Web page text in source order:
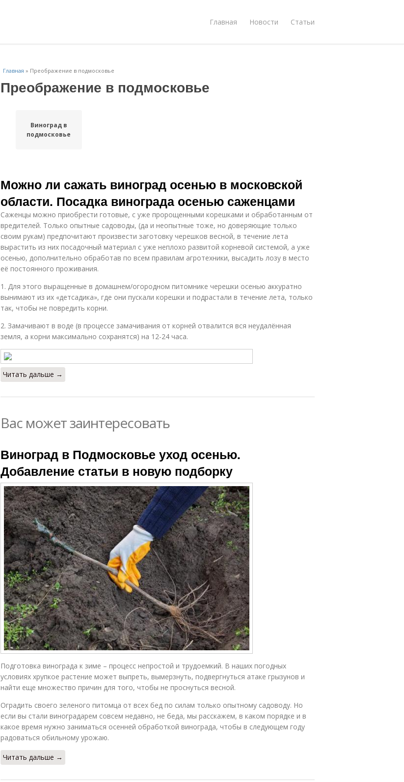
Главная Новости Статьи
Главная » Преображение в подмосковье
Преображение в подмосковье
Виноград в
подмосковье
Можно ли сажать виноград осенью в московской
области. Посадка винограда осенью саженцами
Саженцы можно приобрести готовые, с уже пророщенными корешками и обработанным от
вредителей. Только опытные садоводы, (да и неопытные тоже, но доверяющие только
своим рукам) предпочитают произвести заготовку черешков весной, в течение лета
вырастить из них посадочный материал с уже неплохо развитой корневой системой, а уже
осенью, дополнительно обработав по всем правилам агротехники, высадить лозу в место
её постоянного проживания.
1. Для этого выращенные в домашнем/огородном питомнике черешки осенью аккуратно
вынимают из их «детсадика», где они пускали корешки и подрастали в течение лета, только
так, чтобы не повредить корни.
2. Замачивают в воде (в процессе замачивания от корней отвалится вся неудалённая
земля, а корни максимально сохранятся) на 12-24 часа.
Читать дальше →
Вас может заинтересовать
Виноград в Подмосковье уход осенью.
Добавление статьи в новую подборку
Подготовка винограда к зиме – процесс непростой и трудоемкий. В наших погодных
условиях хрупкое растение может выпреть, вымерзнуть, подвергнуться атаке грызунов и
найти еще множество причин для того, чтобы не проснуться весной.
Оградить своего зеленого питомца от всех бед по силам только опытному садоводу. Но
если вы стали виноградарем совсем недавно, не беда, мы расскажем, в каком порядке и в
какое время нужно заниматься осенней обработкой винограда, чтобы в следующем году
радоваться обильному урожаю.
Читать дальше →